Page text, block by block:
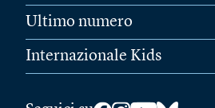
Ultimo numero
Internazionale Kids